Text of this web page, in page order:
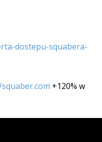
dostepu-squabera-
+120% w